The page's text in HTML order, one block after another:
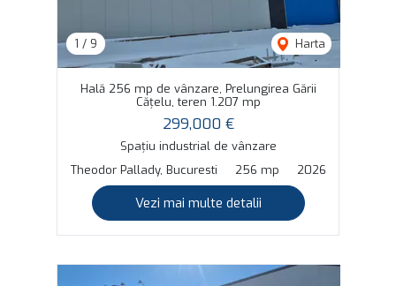
1 / 9 Harta
Hală 256 mp de vânzare, Prelungirea Gării
Cățelu, teren 1.207 mp
299,000 €
Spațiu industrial de vânzare
Theodor Pallady, Bucuresti
256 mp 2026
Vezi mai multe detalii